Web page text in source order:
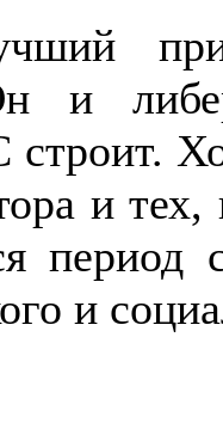
и
и
период
и